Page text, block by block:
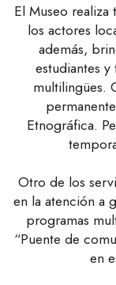
El Museo
los actores
además,
estudiantes
multilingües.
Etnográfica.
Otro de los
en la atención a
programas
“Puente de
en